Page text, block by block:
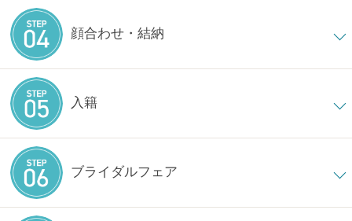
顔合わせ・結納
入籍
ブライダルフェア